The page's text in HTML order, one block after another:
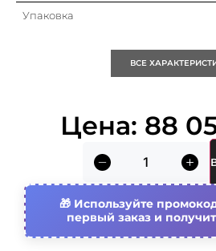
Упаковка
Категория применения
Конструктивный размер
(габарит)
Номин. напряжение
ВСЕ
Цена: 88
Используйте
первый заказ и